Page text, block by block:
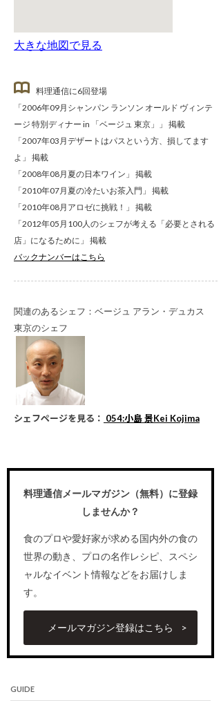
大きな地図で見る
料理通信に6回登場
「2006年09月シャンパン ランソン オールド ヴィンテ
ージ 特別ディナー in 「ベージュ 東京」」 掲載
「2007年03月デザートはパスという方、損してます
よ」 掲載
「2008年08月夏の日本ワイン」 掲載
「2010年07月夏の冷たいお茶入門」 掲載
「2010年08月アロゼに挑戦！」 掲載
「2012年05月100人のシェフが考える「必要とされる
店」になるために」 掲載
バックナンバーはこちら
関連のあるシェフ：ベージュ アラン・デュカス
東京のシェフ
シェフページを見る： 054:小島 景Kei Kojima
料理通信メールマガジン（無料）に登録
しませんか？
食のプロや愛好家が求める国内外の食の
世界の動き、プロの名作レシピ、スペシ
ャルなイベント情報などをお届けしま
す。
メールマガジン登録はこちら
GUIDE